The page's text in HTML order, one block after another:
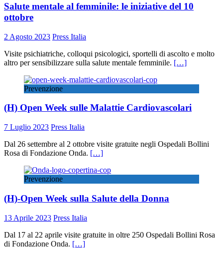
Salute mentale al femminile: le iniziative del 10
ottobre
2 Agosto 2023 Press Italia
Visite psichiatriche, colloqui psicologici, sportelli di ascolto e molto
altro per sensibilizzare sulla salute mentale femminile. […]
Prevenzione
(H) Open Week sulle Malattie Cardiovascolari
7 Luglio 2023 Press Italia
Dal 26 settembre al 2 ottobre visite gratuite negli Ospedali Bollini
Rosa di Fondazione Onda. […]
Prevenzione
(H)-Open Week sulla Salute della Donna
13 Aprile 2023 Press Italia
Dal 17 al 22 aprile visite gratuite in oltre 250 Ospedali Bollini Rosa
di Fondazione Onda. […]